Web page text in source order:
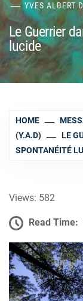
YVES ALBERT
Le Guerrier
lucide
HOME
(Y.A.D)
LE
SPONTANÉITÉ
Views: 582
Read Time: